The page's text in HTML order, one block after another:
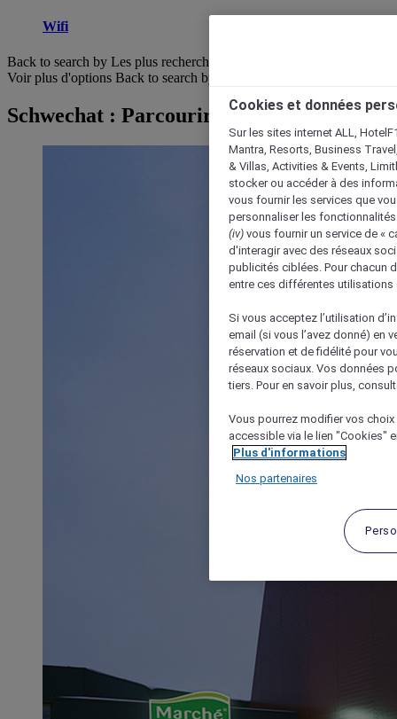
Wifi
Back to search by Les plus recherchés
Voir plus d'options Back to search by categories
Schwechat : Parcourir les hôtels
Cookies et données
Sur les sites internet ALL,
Mantra, Resorts, Business
& Villas, Activities & Events,
stocker ou accéder à des
vous fournir les services que
personnaliser les
(iv) vous fournir un service de «
d'interagir avec des réseaux
publicités ciblées. Pour chacun
entre ces différentes utilisations
Si vous acceptez l’utilisation
email (si vous l’avez donné) en
réservation et de fidélité pour
réseaux sociaux. Vos données
tiers. Pour en savoir plus,
Vous pourrez modifier vos
accessible via le lien "Cookies"
Plus d'informations
Nos partenaires